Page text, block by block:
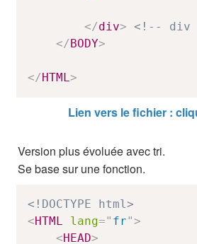
</div> <!-- div
</BODY>
</HTML>
Lien vers le fichier :
Version plus évoluée avec tri.
Se base sur une fonction.
<!DOCTYPE html>
<HTML lang=" fr">
<HEAD>